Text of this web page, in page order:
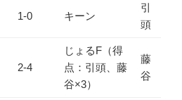
1-0 キーン
引
頭
2-4
じょるF（得
点：引頭、藤
谷×3）
藤
谷